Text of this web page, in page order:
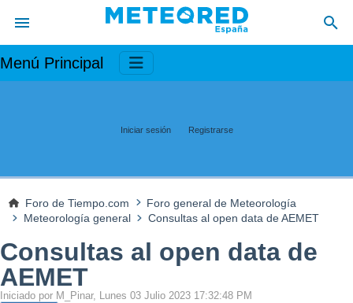
Menú Principal
Iniciar sesión Registrarse
Foro de Tiempo.com
Foro general de Meteorología
Meteorología general
Consultas al open data de AEMET
Consultas al open data de
AEMET
Iniciado por M_Pinar, Lunes 03 Julio 2023 17:32:48 PM